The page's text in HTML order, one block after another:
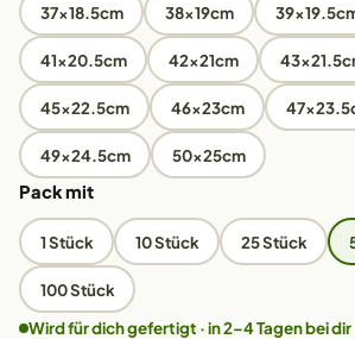
37x18.5cm 38x19cm
41x20.5cm 42x21cm
45x22.5cm 46x23cm
49x24.5cm 50x25cm
Pack mit
1 Stück 10 Stück 25 Stück
100 Stück
Wird für dich gefertigt · in 2–4 Tagen bei dir